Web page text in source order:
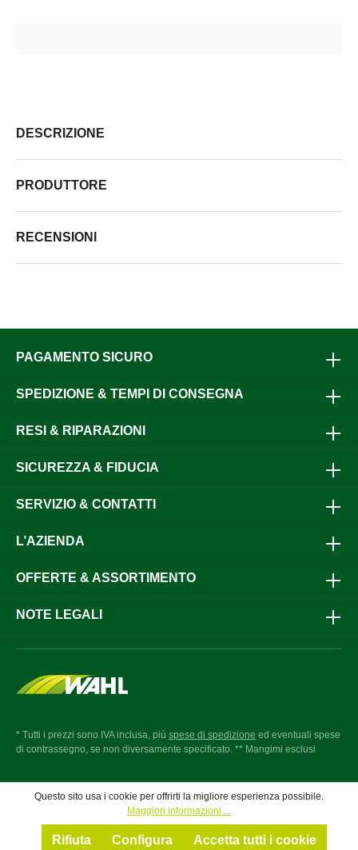
DESCRIZIONE
PRODUTTORE
RECENSIONI
PAGAMENTO SICURO
SPEDIZIONE & TEMPI DI CONSEGNA
RESI & RIPARAZIONI
SICUREZZA & FIDUCIA
SERVIZIO & CONTATTI
L’AZIENDA
OFFERTE & ASSORTIMENTO
NOTE LEGALI
* Tutti i prezzi sono IVA inclusa, più spese di spedizione ed eventuali spese
di contrassegno, se non diversamente specificato. ** Mangimi esclusi
Questo sito usa i cookie per offrirti la migliore esperienza possibile.
Maggiori informazioni ...
Rifiuta Configura Accetta tutti i cookie